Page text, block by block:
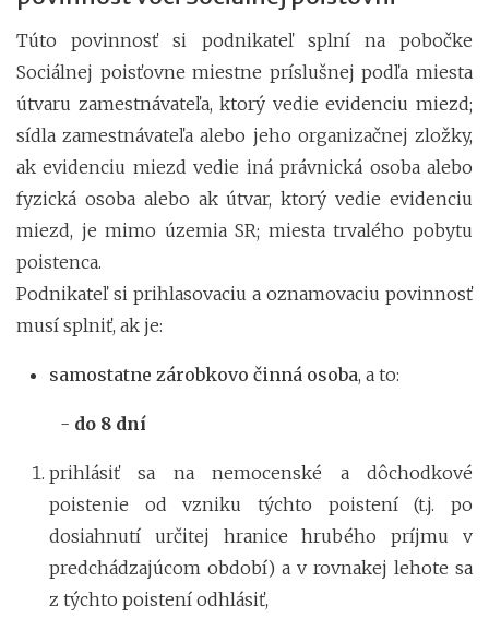
Túto povinnosť si podnikateľ splní na pobočke
Sociálnej poisťovne miestne príslušnej podľa miesta
útvaru zamestnávateľa, ktorý vedie evidenciu miezd;
sídla zamestnávateľa alebo jeho organizačnej zložky,
ak evidenciu miezd vedie iná právnická osoba alebo
fyzická osoba alebo ak útvar, ktorý vedie evidenciu
miezd, je mimo územia SR; miesta trvalého pobytu
poistenca.
Podnikateľ si prihlasovaciu a oznamovaciu povinnosť
musí splniť, ak je:
samostatne zárobkovo činná osoba, a to:
- do 8 dní
prihlásiť sa na nemocenské a dôchodkové
poistenie od vzniku týchto poistení (t.j. po
dosiahnutí určitej hranice hrubého príjmu v
predchádzajúcom období) a v rovnakej lehote sa
z týchto poistení odhlásiť,